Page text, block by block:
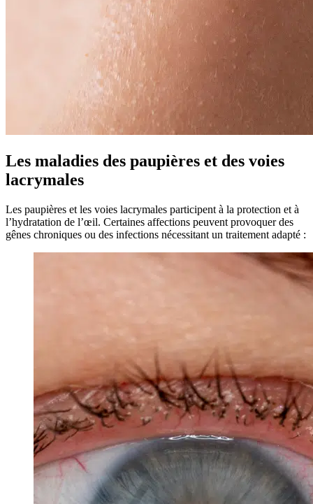
Les maladies des paupières et des voies
lacrymales
Les paupières et les voies lacrymales participent à la protection et à
l’hydratation de l’œil. Certaines affections peuvent provoquer des
gênes chroniques ou des infections nécessitant un traitement adapté :